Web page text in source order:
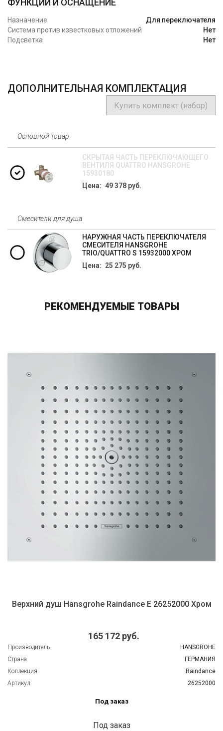
ФУНКЦИИ И ОСНАЩЕНИЕ
Назначение
Для переключателя
Система против известковых отложений
Нет
Подсветка
Нет
ДОПОЛНИТЕЛЬНАЯ КОМПЛЕКТАЦИЯ
Купить комплект (набор)
Основной товар
СКРЫТАЯ ЧАСТЬ ПЕРЕКЛЮЧАЮЩЕГО
ВЕНТИЛЯ QUATTRO HANSGROHE
15930180
Цена: 49 378 руб.
Смесители для душа
НАРУЖНАЯ ЧАСТЬ ПЕРЕКЛЮЧАТЕЛЯ
СМЕСИТЕЛЯ HANSGROHE
TRIO/QUATTRO S 15932000 ХРОМ
Цена: 25 275 руб.
РЕКОМЕНДУЕМЫЕ ТОВАРЫ
Верхний душ Hansgrohe Raindance E 26252000 Хром
165 172 руб.
Производитель
HANSGROHE
Страна
ГЕРМАНИЯ
Коллекция
Raindance
Артикул
26252000
Под заказ
Под заказ